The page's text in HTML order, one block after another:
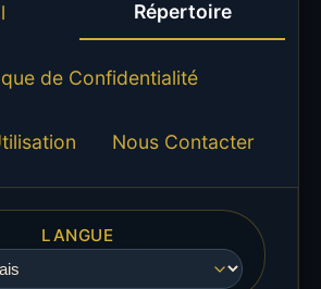
Répertoire
de Confidentialité
Nous Contacter
LANGUE